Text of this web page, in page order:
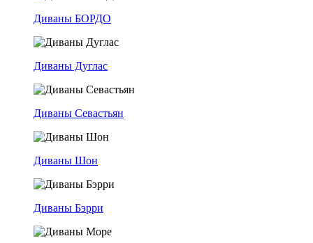
Диваны БОРДО
Диваны Дуглас
Диваны Севастьян
Диваны Шон
Диваны Бэрри